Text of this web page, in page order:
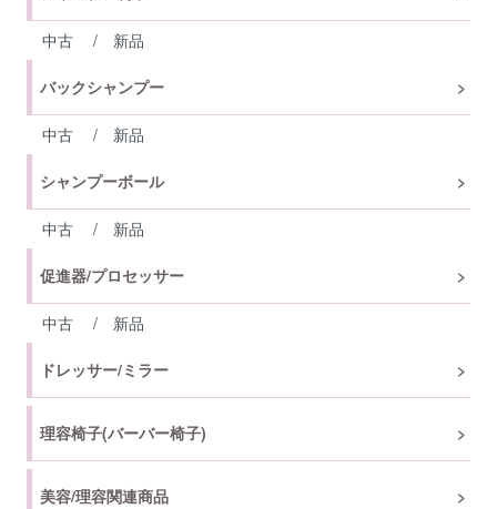
中古 / 新品
バックシャンプー
中古 / 新品
シャンプーボール
中古 / 新品
促進器/プロセッサー
中古 / 新品
ドレッサー/ミラー
理容椅子(バーバー椅子)
美容/理容関連商品